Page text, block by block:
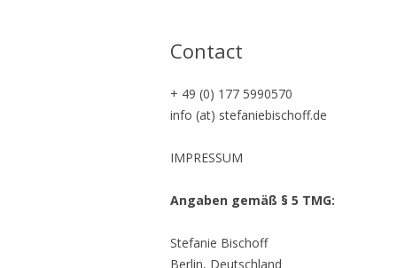
YOU MAKE THAT SOUND
BEACH
Contact
+ 49 (0) 177 5990570
info (at) stefaniebischoff.de
IMPRESSUM
Angaben gemäß § 5 TMG:
Stefanie Bischoff
Berlin, Deutschland